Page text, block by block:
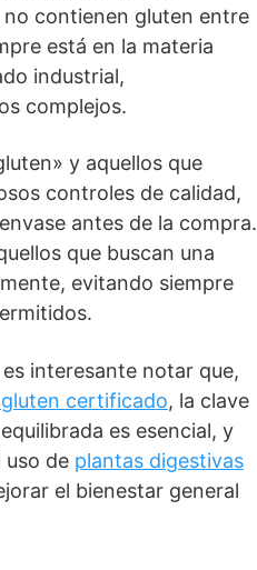
no contienen gluten entre
está en la materia
industrial,
complejos.
y aquellos que
controles de calidad,
antes de la compra.
que buscan una
evitando siempre
interesante notar que,
certificado, la clave
es esencial, y
uso de plantas digestivas
el bienestar general